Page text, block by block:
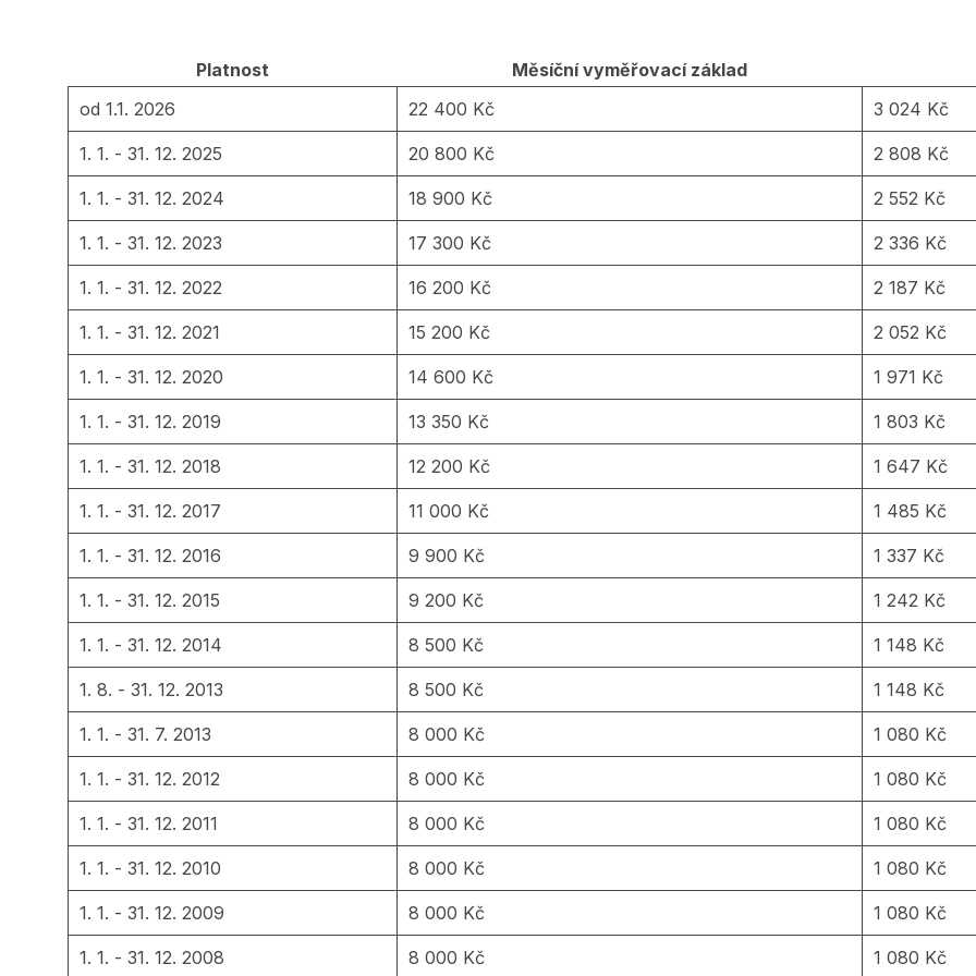
Platnost Měsíční vyměřovací základ
od 1.1. 2026
22 400 Kč 3 024 Kč
1. 1. - 31. 12. 2025 20 800 Kč 2 808 Kč
1. 1. - 31. 12. 2024 18 900 Kč 2 552 Kč
1. 1. - 31. 12. 2023 17 300 Kč 2 336 Kč
1. 1. - 31. 12. 2022 16 200 Kč 2 187 Kč
1. 1. - 31. 12. 2021 15 200 Kč 2 052 Kč
1. 1. - 31. 12. 2020 14 600 Kč 1 971 Kč
1. 1. - 31. 12. 2019 13 350 Kč 1 803 Kč
1. 1. - 31. 12. 2018 12 200 Kč 1 647 Kč
1. 1. - 31. 12. 2017 11 000 Kč 1 485 Kč
1. 1. - 31. 12. 2016 9 900 Kč 1 337 Kč
1. 1. - 31. 12. 2015 9 200 Kč 1 242 Kč
1. 1. - 31. 12. 2014 8 500 Kč 1 148 Kč
1. 8. - 31. 12. 2013 8 500 Kč 1 148 Kč
1. 1. - 31. 7. 2013 8 000 Kč 1 080 Kč
1. 1. - 31. 12. 2012 8 000 Kč 1 080 Kč
1. 1. - 31. 12. 2011 8 000 Kč 1 080 Kč
1. 1. - 31. 12. 2010 8 000 Kč 1 080 Kč
1. 1. - 31. 12. 2009 8 000 Kč 1 080 Kč
1. 1. - 31. 12. 2008 8 000 Kč 1 080 Kč